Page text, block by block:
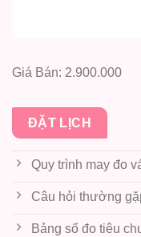
Giá Bán: 2.900.000
ĐẶT LỊCH
Quy trình may đo
Câu hỏi thường
Bảng số đo tiêu